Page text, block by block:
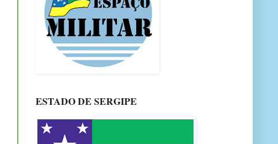
ESTADO DE SERGIPE